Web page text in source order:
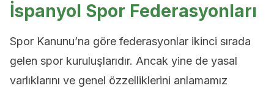
İspanyol Spor Federasyonları
Spor Kanunu’na göre federasyonlar ikinci sırada
gelen spor kuruluşlarıdır. Ancak yine de yasal
varlıklarını ve genel özzelliklerini anlamamız